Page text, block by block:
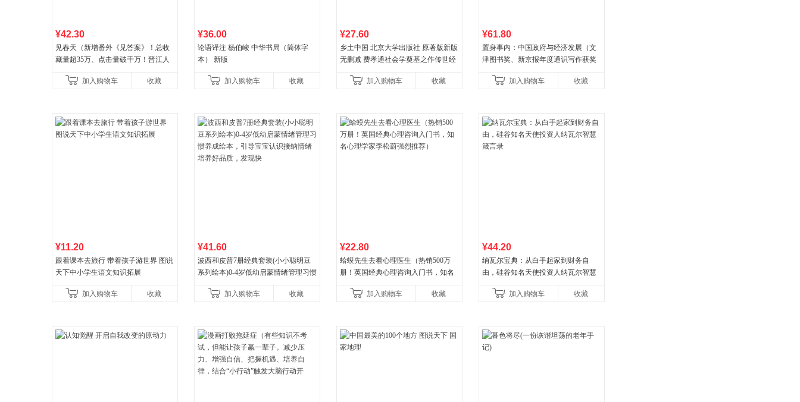
¥42.30
见春天（新增番外《见答案》！总收
藏量超35万、点击量破千万！晋江人
加入购物车
收藏
¥36.00
论语译注 杨伯峻 中华书局（简体字
本） 新版
加入购物车 收藏
¥27.60
乡土中国 北京大学出版社 原著版新版
无删减 费孝通社会学奠基之作传世经
加入购物车 收藏
¥61.80
置身事内：中国政府与经济发展（文
津图书奖、新京报年度通识写作获奖
菘、张军、周黎安、王烁联
加入购物车 收藏
¥11.20
跟着课本去旅行 带着孩子游世界 图说
天下中小学生语文知识拓展
加入购物车 收藏
¥41.60
波西和皮普7册经典套装(小小聪明豆
系列绘本)0-4岁低幼启蒙情绪管理习惯
养好品质，发现快
加入购物车 收藏
¥22.80
蛤蟆先生去看心理医生（热销500万
册！英国经典心理咨询入门书，知名
加入购物车
收藏
¥44.20
纳瓦尔宝典：从白手起家到财务自
由，硅谷知名天使投资人纳瓦尔智慧
加入购物车
收藏